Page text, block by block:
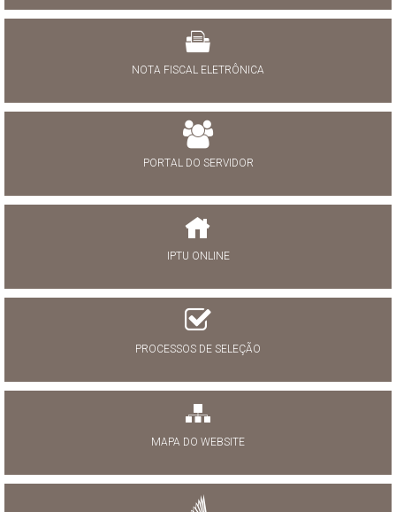
NOTA FISCAL ELETRÔNICA
PORTAL DO SERVIDOR
IPTU ONLINE
PROCESSOS DE SELEÇÃO
MAPA DO WEBSITE